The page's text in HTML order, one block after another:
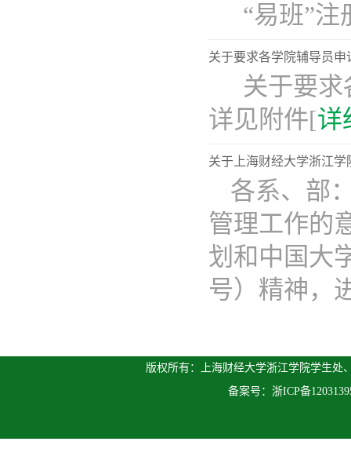
​“易班”
关于要求各学院辅导员
关于要
详见附件[详
关于上海财经大学浙江学
各系、部
管理工作的
划和中国大
号）精神，
版权所有：上海财经大学浙江学院学生
备案号： 浙ICP备